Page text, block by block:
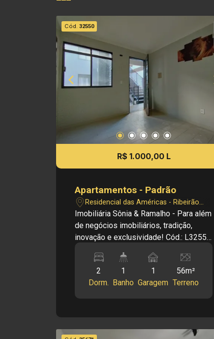
Cód. 32550
R$ 1.000,00 L
Apartamentos - Padrão
Residencial das Américas - Ribeirão
Preto/SP
Imobiliária Sônia & Ramalho - Para além
de negócios imobiliários, tradição,
inovação e exclusividade! Cód.: L32550
Apartamento Padrão - Bairro
Residencial das Américas - Sala -
Cozinha planejada - 02 Dormitorios - 01
Banheiro - Área de serviço - 01 Vaga
Armários - Imóvel nas imediações de
Supermercados e Restaurantes
2
Dorm.
1
Banho
1
Garagem
56m²
Terreno